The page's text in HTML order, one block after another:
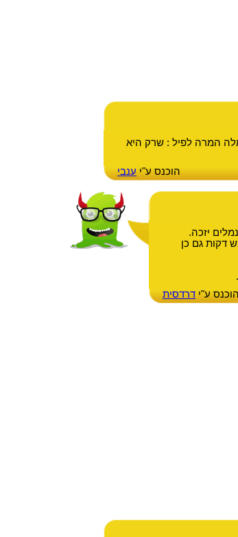
המרה לפיל : שרק היא
הוכנס ע"י ענבי
יזכה.
דקות גם כן
הוכנס ע"י דרדסית